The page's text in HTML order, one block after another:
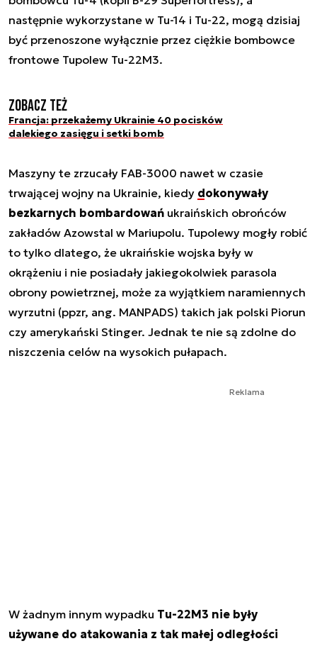
następnie wykorzystane w Tu-14 i Tu-22, mogą dzisiaj
być przenoszone wyłącznie przez ciężkie bombowce
frontowe Tupolew Tu-22M3.
Zobacz też
Francja: przekażemy Ukrainie 40 pocisków
dalekiego zasięgu i setki bomb
Maszyny te zrzucały FAB-3000 nawet w czasie
trwającej wojny na Ukrainie, kiedy dokonywały
bezkarnych bombardowań ukraińskich obrońców
zakładów Azowstal w Mariupolu. Tupolewy mogły robić
to tylko dlatego, że ukraińskie wojska były w
okrążeniu i nie posiadały jakiegokolwiek parasola
obrony powietrznej, może za wyjątkiem naramiennych
wyrzutni (ppzr, ang. MANPADS) takich jak polski Piorun
czy amerykański Stinger. Jednak te nie są zdolne do
niszczenia celów na wysokich pułapach.
Reklama
W żadnym innym wypadku Tu-22M3 nie były
używane do atakowania z tak małej odległości